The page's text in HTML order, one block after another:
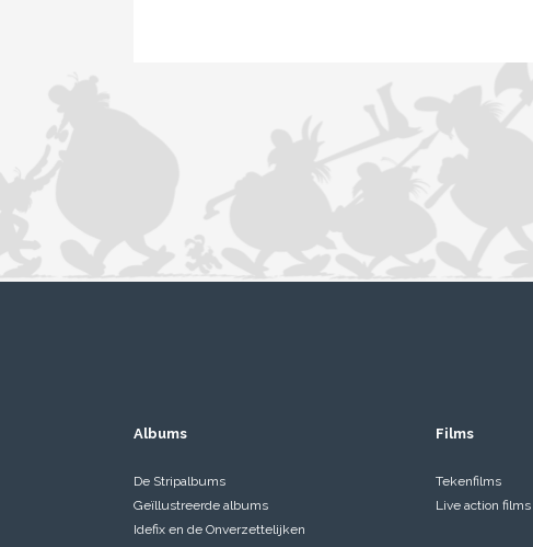
Albums
De Stripalbums
Geïllustreerde albums
Idefix en de Onverzettelijken
Films
Tekenfilms
Live action films